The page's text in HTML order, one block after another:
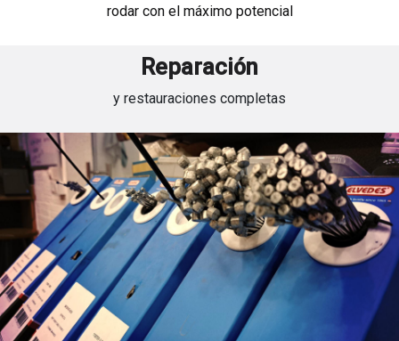
rodar con el máximo potencial
Reparación
y restauraciones completas